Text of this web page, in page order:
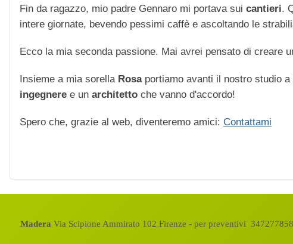
Fin da ragazzo, mio padre Gennaro mi portava sui cantieri.
intere giornate, bevendo pessimi caffè e ascoltando le
Ecco la mia seconda passione. Mai avrei pensato di creare
Insieme a mia sorella Rosaportiamo avanti il nostro studio
ingegnere e un architetto che vanno d'accordo!
Spero che, grazie al web, diventeremo amici: Contattami
Madera Via Scipione Ammirato 102 Firenze - per preventivi